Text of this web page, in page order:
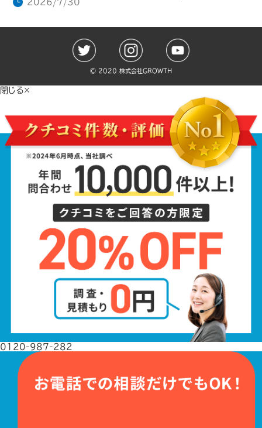
2026/7/30
©️ 2020 株式会社GROWTH
閉じる×
0120-987-282